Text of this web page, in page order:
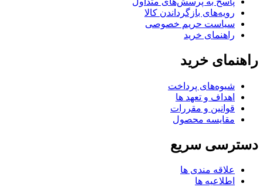
رویه‌های بازگرداندن کالا
سیاست حریم خصوصی
راهنمای خرید
راهنمای خرید
شیوه‌های پرداخت
اهداف و تعهد ها
قوانین و مقررات
مقایسه محصول
دسترسی سریع
علاقه مندی ها
اطلاعیه ها